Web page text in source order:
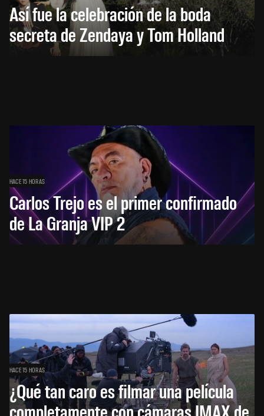
Así fue la celebración de la boda
secreta de Zendaya y Tom Holland
HACE 15 HORAS
Carlos Trejo es el primer confirmado
de La Granja VIP 2
HACE 15 HORAS
¿Qué tan caro es filmar una película
completamente con cámaras IMAX de